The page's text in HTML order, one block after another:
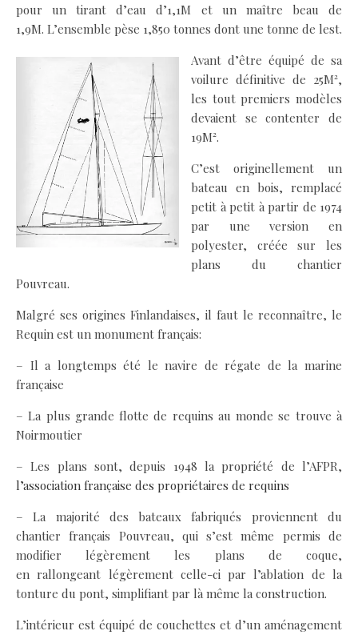
pour un tirant d’eau d’1,1M et un maître beau de
1,9M. L’ensemble pèse 1,850 tonnes dont une tonne de lest.
Avant d’être équipé de sa
voilure définitive de 25M²,
les tout premiers modèles
devaient se contenter de
19M².
C’est originellement un
bateau en bois, remplacé
petit à petit à partir de 1974
par une version en
polyester, créée sur les
plans du chantier
Pouvreau.
Malgré ses origines Finlandaises, il faut le reconnaître, le
Requin est un monument français:
– Il a longtemps été le navire de régate de la marine
française
– La plus grande flotte de requins au monde se trouve à
Noirmoutier
– Les plans sont, depuis 1948 la propriété de l’AFPR,
l’association française des propriétaires de requins
– La majorité des bateaux fabriqués proviennent du
chantier français Pouvreau, qui s’est même permis de
modifier légèrement les plans de coque,
en rallongeant légèrement celle-ci par l’ablation de la
tonture du pont, simplifiant par là même la construction.
L’intérieur est équipé de couchettes et d’un aménagement